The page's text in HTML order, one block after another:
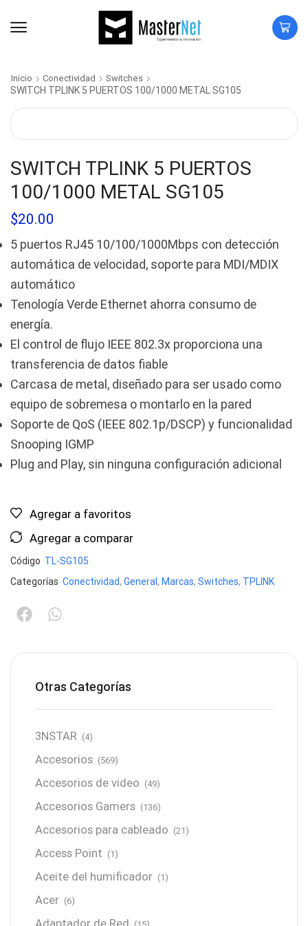
Inicio Conectividad Switches
SWITCH TPLINK 5 PUERTOS 100/1000 METAL SG105
SWITCH TPLINK 5 PUERTOS
100/1000 METAL SG105
$20.00
5 puertos RJ45 10/100/1000Mbps con detección
automática de velocidad, soporte para MDI/MDIX
automático
Tenología Verde Ethernet ahorra consumo de
energía.
El control de flujo IEEE 802.3x proporciona una
transferencia de datos fiable
Carcasa de metal, diseñado para ser usado como
equipo de sobremesa o montarlo en la pared
Soporte de QoS (IEEE 802.1p/DSCP) y funcionalidad
Snooping IGMP
Plug and Play, sin ninguna configuración adicional
Agregar a favoritos
Agregar a comparar
Código TL-SG105
Categorías Conectividad, General , Marcas, Switches, TPLINK
Otras Categorías
3NSTAR (4)
Accesorios (569)
Accesorios de video (49)
Accesorios Gamers (136)
Accesorios para cableado (21)
Access Point (1)
Aceite del humificador (1)
Acer (6)
Adaptador de Red